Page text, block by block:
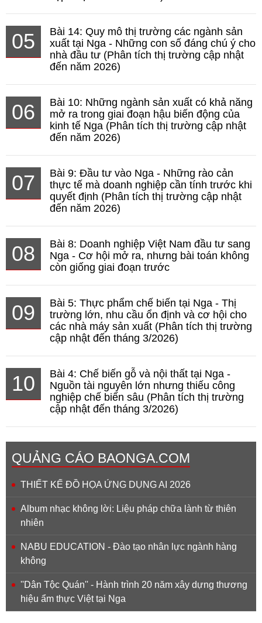
05
Bài 14: Quy mô thị trường các ngành sản
xuất tại Nga - Những con số đáng chú ý cho
nhà đầu tư (Phân tích thị trường cập nhật
đến năm 2026)
06
Bài 10: Những ngành sản xuất có khả năng
mở ra trong giai đoạn hậu biến động của
kinh tế Nga (Phân tích thị trường cập nhật
đến năm 2026)
07
Bài 9: Đầu tư vào Nga - Những rào cản
thực tế mà doanh nghiệp cần tính trước khi
quyết định (Phân tích thị trường cập nhật
đến năm 2026)
08
Bài 8: Doanh nghiệp Việt Nam đầu tư sang
Nga - Cơ hội mở ra, nhưng bài toán không
còn giống giai đoạn trước
09
Bài 5: Thực phẩm chế biến tại Nga - Thị
trường lớn, nhu cầu ổn định và cơ hội cho
các nhà máy sản xuất (Phân tích thị trường
cập nhật đến tháng 3/2026)
10
Bài 4: Chế biến gỗ và nội thất tại Nga -
Nguồn tài nguyên lớn nhưng thiếu công
nghiệp chế biến sâu (Phân tích thị trường
cập nhật đến tháng 3/2026)
QUẢNG CÁO BAONGA.COM
THIẾT KẾ ĐỒ HỌA ỨNG DỤNG AI 2026
Album nhạc không lời: Liệu pháp chữa lành từ thiên
nhiên
NABU EDUCATION - Đào tạo nhân lực ngành hàng
không
''Dân Tộc Quán'' - Hành trình 20 năm xây dựng thương
hiệu ẩm thực Việt tại Nga